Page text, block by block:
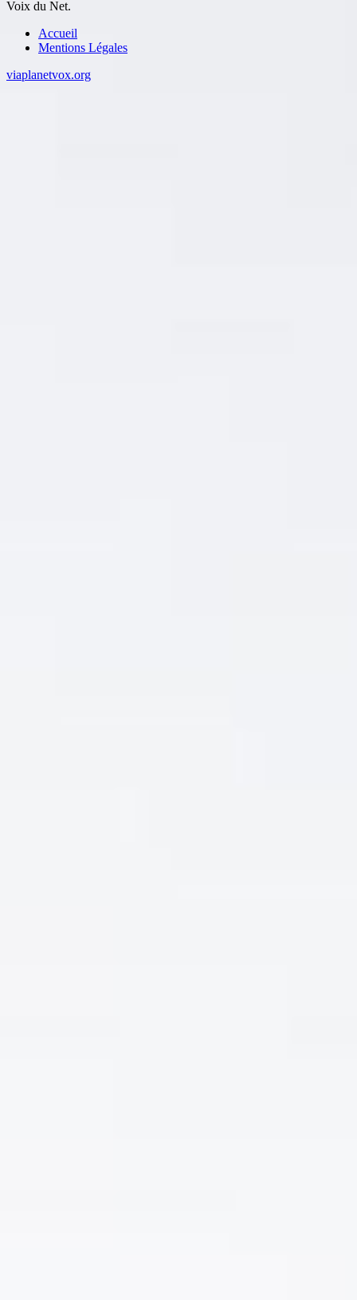
Voix du Net.
Accueil
Mentions Légales
viaplanetvox.org